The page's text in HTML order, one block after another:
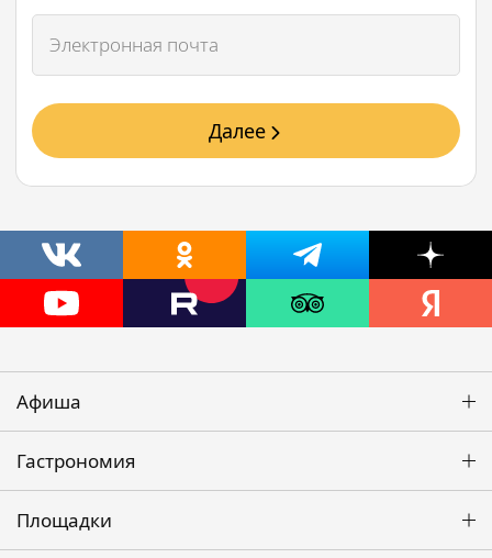
Далее
Афиша
Гастрономия
Площадки